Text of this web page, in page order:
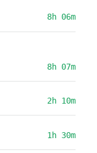
8h 06m
8h 07m
2h 10m
1h 30m